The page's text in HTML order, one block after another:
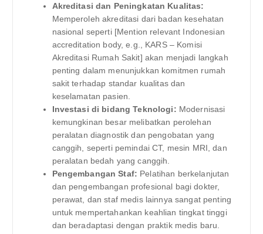
Akreditasi dan Peningkatan Kualitas:
Memperoleh akreditasi dari badan kesehatan
nasional seperti [Mention relevant Indonesian
accreditation body, e.g., KARS – Komisi
Akreditasi Rumah Sakit] akan menjadi langkah
penting dalam menunjukkan komitmen rumah
sakit terhadap standar kualitas dan
keselamatan pasien.
Investasi di bidang Teknologi: Modernisasi
kemungkinan besar melibatkan perolehan
peralatan diagnostik dan pengobatan yang
canggih, seperti pemindai CT, mesin MRI, dan
peralatan bedah yang canggih.
Pengembangan Staf: Pelatihan berkelanjutan
dan pengembangan profesional bagi dokter,
perawat, dan staf medis lainnya sangat penting
untuk mempertahankan keahlian tingkat tinggi
dan beradaptasi dengan praktik medis baru.